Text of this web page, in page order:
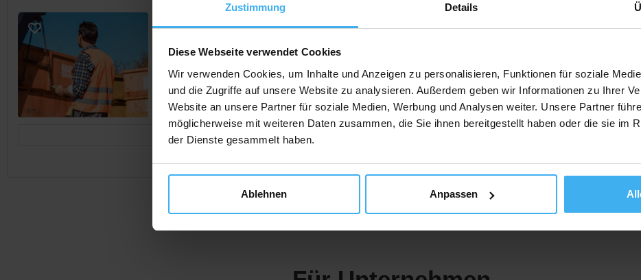
Zustimmung Details
Diese Webseite verwendet Cookies
Wir verwenden Cookies, um Inhalte und Anzeigen zu personalisieren, Funktionen für soziale
und die Zugriffe auf unsere Website zu analysieren. Außerdem geben wir Informationen zu Ihrer
Website an unsere Partner für soziale Medien, Werbung und Analysen weiter. Unsere Partner
möglicherweise mit weiteren Daten zusammen, die Sie ihnen bereitgestellt haben oder die sie im
der Dienste gesammelt haben.
Ablehnen Anpassen
Noch keine Bewertung
Frankfurter Chaussee 56, 15370 Fredersdorf-Vogelsdorf (Vogelsdorf), Deutschland
Jetzt Anrufen